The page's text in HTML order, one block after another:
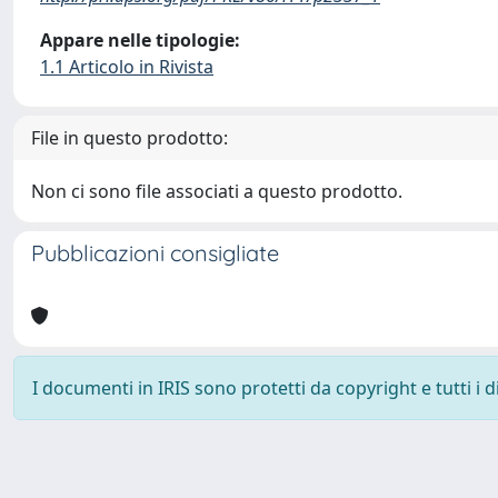
Appare nelle tipologie:
1.1 Articolo in Rivista
File in questo prodotto:
Non ci sono file associati a questo prodotto.
Pubblicazioni consigliate
I documenti in IRIS sono protetti da copyright e tutti i